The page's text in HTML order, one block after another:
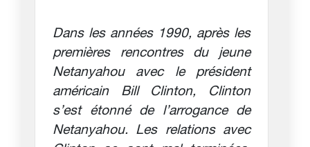
Dans les années 1990, après les
premières rencontres du jeune
Netanyahou avec le président
américain Bill Clinton, Clinton
s’est étonné de l’arrogance de
Netanyahou. Les relations avec